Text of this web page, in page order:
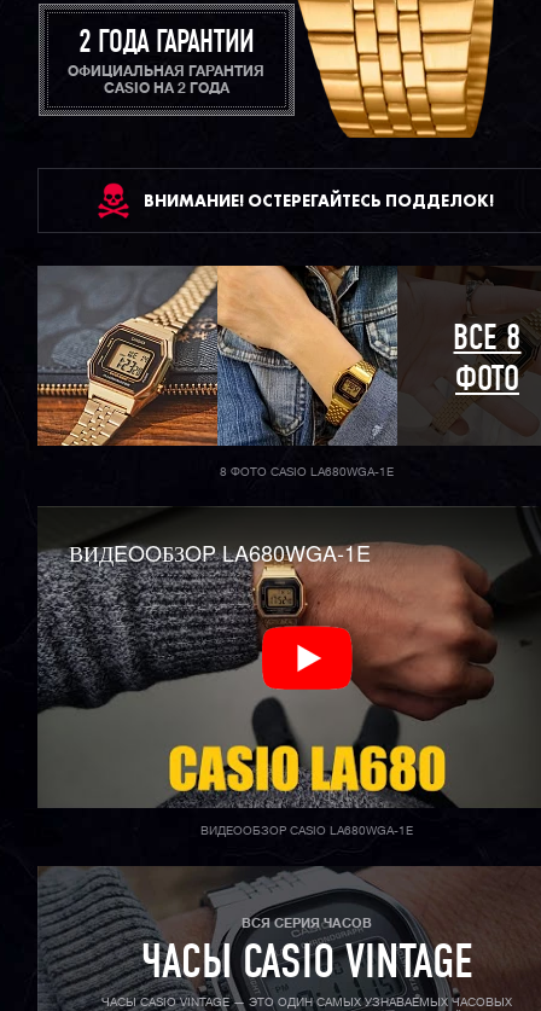
2 ГОДА ГАРАНТИИ
ОФИЦИАЛЬНАЯ ГАРАНТИЯ
CASIO НА 2 ГОДА
ВНИМАНИЕ! ОСТЕРЕГАЙТЕСЬ ПОДДЕЛОК!
ВСЕ 8
ФОТО
8 ФОТО CASIO LA680WGA-1E
ВИДEOOБЗOP LA680WGA-1E
ВИДЕООБЗОР CASIO LA680WGA-1E
ВСЯ СЕРИЯ ЧАСОВ
ЧАСЫ CASIO VINTAGE
ЧАСЫ CASIO VINTAGE — ЭТО ОДИН САМЫХ УЗНАВАЕМЫХ ЧАСОВЫХ